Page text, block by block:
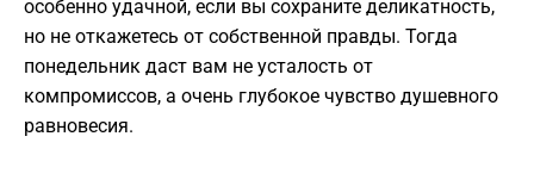
особенно удачной, если вы сохраните деликатность,
но не откажетесь от собственной правды. Тогда
понедельник даст вам не усталость от
компромиссов, а очень глубокое чувство душевного
равновесия.